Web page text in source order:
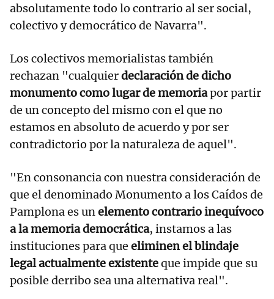
absolutamente todo lo contrario al ser social,
colectivo y democrático de Navarra".
Los colectivos memorialistas también
rechazan "cualquierdeclaración de dicho
monumento como lugar de memoriapor partir
de un concepto del mismo con el que no
estamos en absoluto de acuerdo y por ser
contradictorio por la naturaleza de aquel".
"En consonancia con nuestra consideración de
que el denominado Monumento a los Caídos de
Pamplona es unelemento contrario inequívoco
a la memoria democrática, instamos a las
instituciones para que eliminen el blindaje
legal actualmente existenteque impide que su
posible derribo sea una alternativa real".